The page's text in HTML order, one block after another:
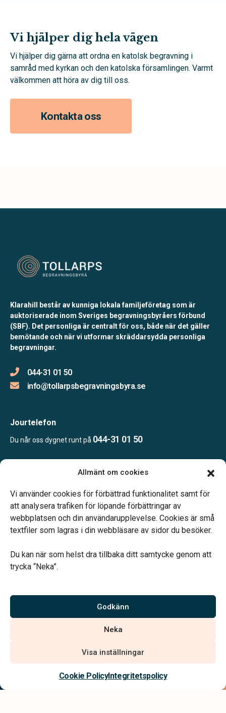
Allmänt om cookies
Vi använder cookies för förbättrad funktionalitet samt för
att analysera trafiken för löpande förbättringar av
webbplatsen och din användarupplevelse. Cookies är små
textfiler som lagras i din webbläsare av sidor du besöker.
Du kan när som helst dra tillbaka ditt samtycke genom att
trycka “Neka”.
Godkänn
Neka
Visa inställningar
Cookie PolicyIntegritetspolicy
Vi hjälper dig hela vägen
Vi hjälper dig gärna att ordna en katolsk begravning i
samråd med kyrkan och den katolska församlingen. Varmt
välkommen att höra av dig till oss.
Kontakta oss
Kontakta oss
Klarahill består av kunniga lokala familjeföretag som är
auktoriserade inom Sveriges begravningsbyråers förbund
(SBF). Det personliga är centralt för oss, både när det gäller
bemötande och när vi utformar skräddarsydda personliga
begravningar.
044-31 01 50
info@tollarpsbegravningsbyra.se
Jourtelefon
Du når oss dygnet runt på 044-31 01 50
Efter överenskommelse
Telefonjour dygnet runt.
Vi är auktoriserade av Sveriges Begravningsbyråers Förbund och
har högt ställda krav på utbildning, kvalitet, miljö och arbetsmiljö.